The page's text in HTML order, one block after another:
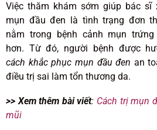
Việc thăm khám sớm giúp bác sĩ
mụn đầu đen là tình trạng đơn
nằm trong bệnh cảnh mụn
hơn. Từ đó, người bệnh được
cách khắc phục mụn đầu đen an
điều trị sai làm tổn thương da.
>> Xem thêm bài viết: Cách trị mụn
mũi